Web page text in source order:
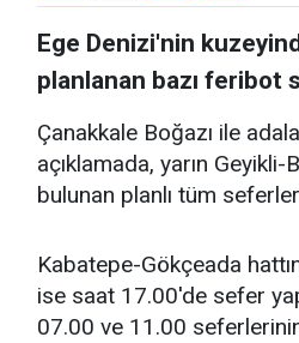
Ege Denizi'nin
planlanan bazı feribot
Çanakkale Boğazı ile
açıklamada, yarın
bulunan planlı tüm
Kabatepe-Gökçeada
ise saat 17.00'de sefer
07.00 ve 11.00